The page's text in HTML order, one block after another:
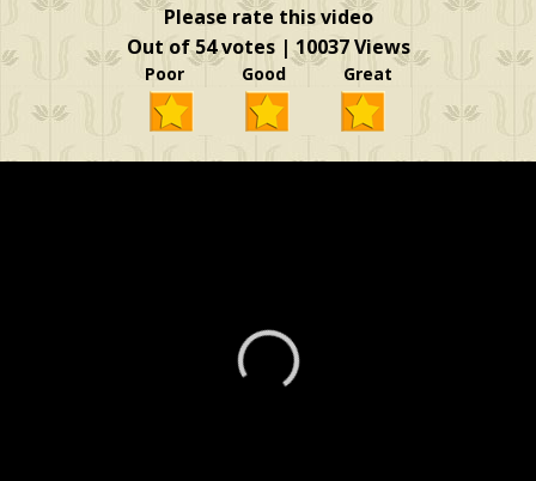
Please rate this video
Out of 54 votes | 10037 Views
Poor Good Great